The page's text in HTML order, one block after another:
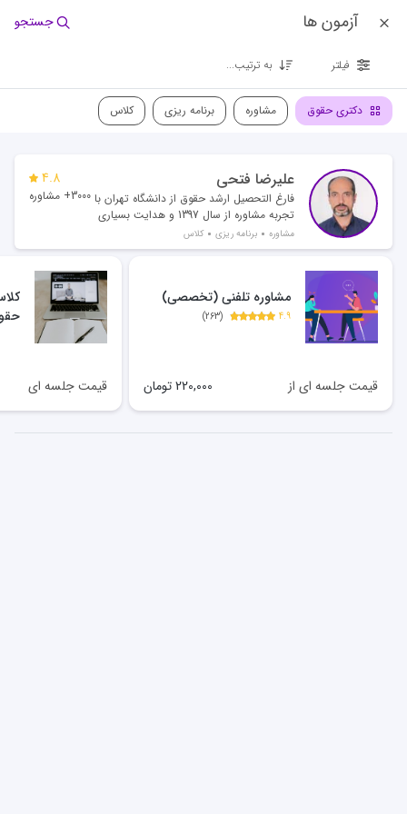
آزمون ها جستجو
فیلتر به ترتیب...
دکتری حقوق مشاوره برنامه ریزی کلاس
علیرضا فتحی
فارغ التحصیل ارشد حقوق از دانشگاه تهران با
تجربه مشاوره از سال 1397 و هدایت بسیاری
از رتبه های تک رقمی و دو رقمی
مشاوره برنامه ریزی کلاس
4.8
3000+ مشاوره
مشاوره تلفنی (تخصصی)
4.9
(
263
)
قیمت جلسه ای از 220,000تومان قیمت جلسه ای